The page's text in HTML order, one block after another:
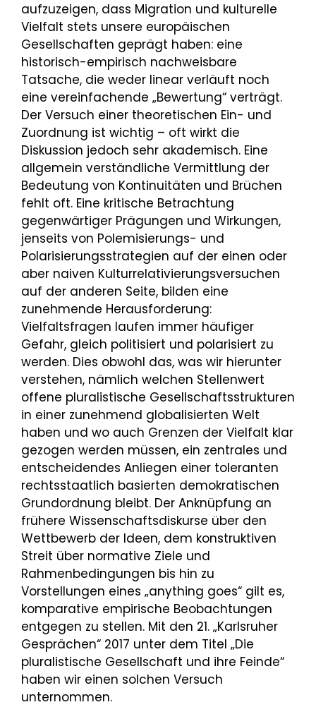
aufzuzeigen, dass Migration und kulturelle
Vielfalt stets unsere europäischen
Gesellschaften geprägt haben: eine
historisch-empirisch nachweisbare
Tatsache, die weder linear verläuft noch
eine vereinfachende „Bewertung“ verträgt.
Der Versuch einer theoretischen Ein- und
Zuordnung ist wichtig – oft wirkt die
Diskussion jedoch sehr akademisch. Eine
allgemein verständliche Vermittlung der
Bedeutung von Kontinuitäten und Brüchen
fehlt oft. Eine kritische Betrachtung
gegenwärtiger Prägungen und Wirkungen,
jenseits von Polemisierungs- und
Polarisierungsstrategien auf der einen oder
aber naiven Kulturrelativierungsversuchen
auf der anderen Seite, bilden eine
zunehmende Herausforderung:
Vielfaltsfragen laufen immer häufiger
Gefahr, gleich politisiert und polarisiert zu
werden. Dies obwohl das, was wir hierunter
verstehen, nämlich welchen Stellenwert
offene pluralistische Gesellschaftsstrukturen
in einer zunehmend globalisierten Welt
haben und wo auch Grenzen der Vielfalt klar
gezogen werden müssen, ein zentrales und
entscheidendes Anliegen einer toleranten
rechtsstaatlich basierten demokratischen
Grundordnung bleibt. Der Anknüpfung an
frühere Wissenschaftsdiskurse über den
Wettbewerb der Ideen, dem konstruktiven
Streit über normative Ziele und
Rahmenbedingungen bis hin zu
Vorstellungen eines „anything goes“ gilt es,
komparative empirische Beobachtungen
entgegen zu stellen. Mit den 21. „Karlsruher
Gesprächen“ 2017 unter dem Titel „Die
pluralistische Gesellschaft und ihre Feinde“
haben wir einen solchen Versuch
unternommen.